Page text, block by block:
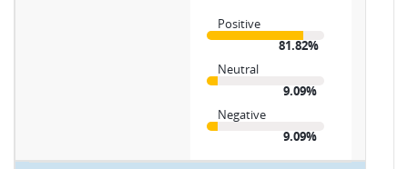
Positive
81.82%
Neutral
9.09%
Negative
9.09%